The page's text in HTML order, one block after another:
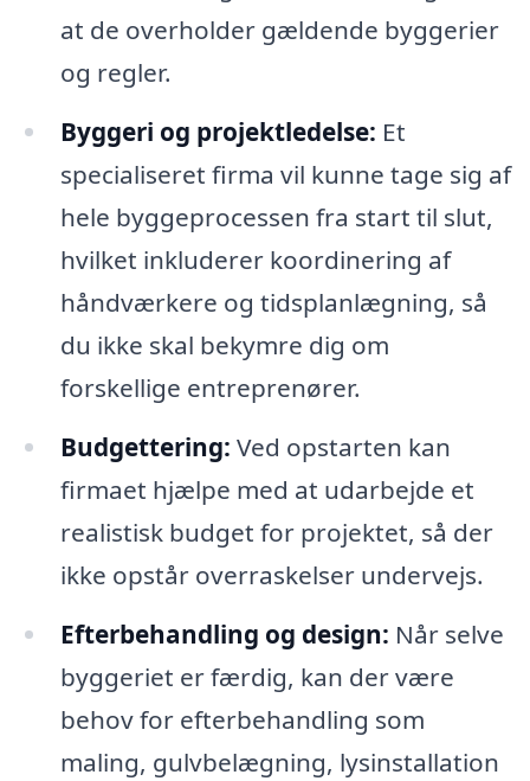
at de overholder gældende byggerier
og regler.
Byggeri og projektledelse: Et
specialiseret firma vil kunne tage sig af
hele byggeprocessen fra start til slut,
hvilket inkluderer koordinering af
håndværkere og tidsplanlægning, så
du ikke skal bekymre dig om
forskellige entreprenører.
Budgettering: Ved opstarten kan
firmaet hjælpe med at udarbejde et
realistisk budget for projektet, så der
ikke opstår overraskelser undervejs.
Efterbehandling og design: Når selve
byggeriet er færdig, kan der være
behov for efterbehandling som
maling, gulvbelægning, lysinstallation